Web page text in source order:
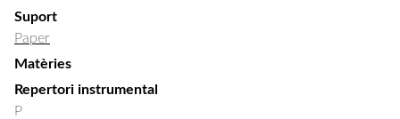
Suport
Paper
Matèries
Repertori instrumental
P